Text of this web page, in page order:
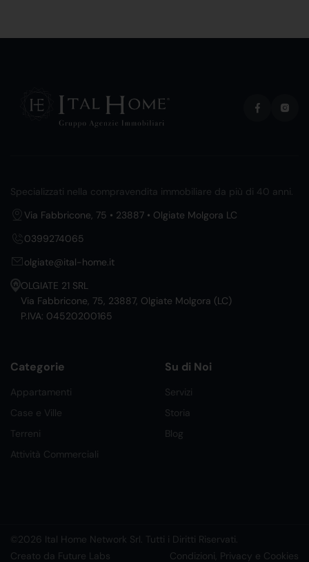
Specializzati nella compravendita immobiliare da più di 40 anni.
Via Fabbricone, 75 • 23887 • Olgiate Molgora LC
0399274065
olgiate@ital-home.it
OLGIATE 21 SRL
Via Fabbricone, 75, 23887, Olgiate Molgora (LC)
P.IVA: 04520200165
Categorie
Appartamenti
Case e Ville
Terreni
Attività Commerciali
Su di Noi
Servizi
Storia
Blog
©2026 Ital Home Network Srl. Tutti i Diritti Riservati.
Creato da Future Labs
Condizioni, Privacy e Cookies